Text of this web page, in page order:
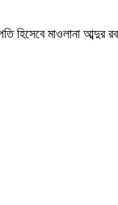
হিসেবে মাওলানা